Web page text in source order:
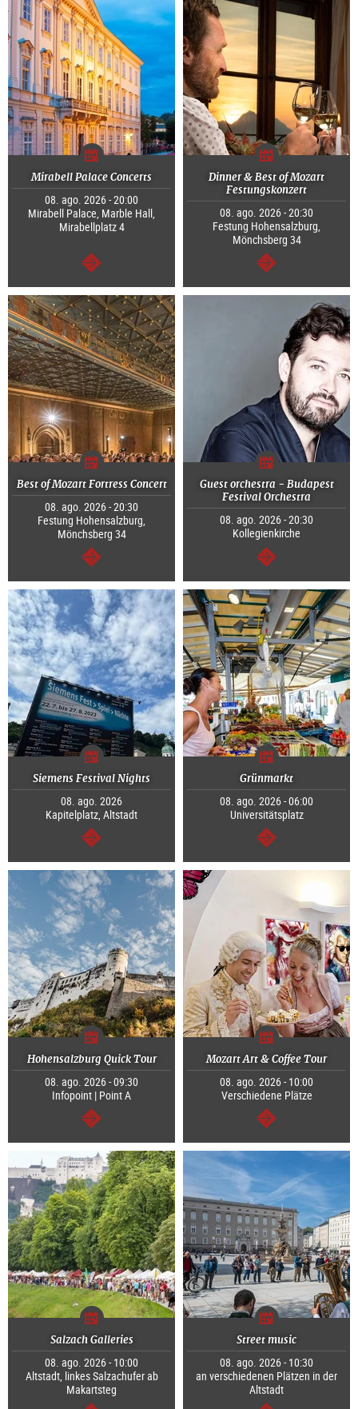
Mirabell Palace Concerts
08. ago. 2026 - 20:00
Mirabell Palace, Marble Hall,
Mirabellplatz 4
continuar
Dinner & Best of Mozart
Festungskonzert
08. ago. 2026 - 20:30
Festung Hohensalzburg,
Mönchsberg 34
continuar
Best of Mozart Fortress Concert
08. ago. 2026 - 20:30
Festung Hohensalzburg,
Mönchsberg 34
continuar
Guest orchestra - Budapest
Festival Orchestra
08. ago. 2026 - 20:30
Kollegienkirche
continuar
Siemens Festival Nights
08. ago. 2026
Kapitelplatz, Altstadt
continuar
Grünmarkt
08. ago. 2026 - 06:00
Universitätsplatz
continuar
Hohensalzburg Quick Tour
08. ago. 2026 - 09:30
Infopoint | Point A
continuar
Mozart Art & Coffee Tour
08. ago. 2026 - 10:00
Verschiedene Plätze
continuar
Salzach Galleries
08. ago. 2026 - 10:00
Altstadt, linkes Salzachufer ab
Makartsteg
Street music
08. ago. 2026 - 10:30
an verschiedenen Plätzen in der
Altstadt